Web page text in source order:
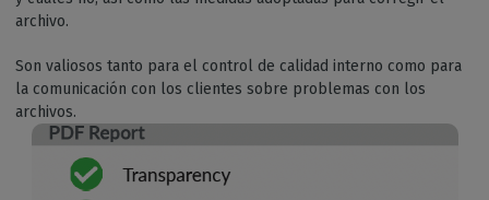
archivo.
Son valiosos tanto para el control de calidad interno como para
la comunicación con los clientes sobre problemas con los
archivos.